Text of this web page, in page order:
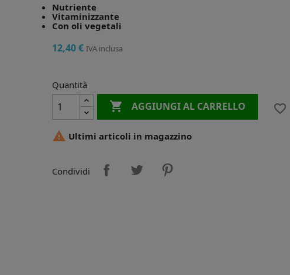
Nutriente
Vitaminizzante
Con oli vegetali
12,40 € IVA inclusa
Quantità
 AGGIUNGI AL CARRELLO
favorite_border
 Ultimi articoli in magazzino
Condividi